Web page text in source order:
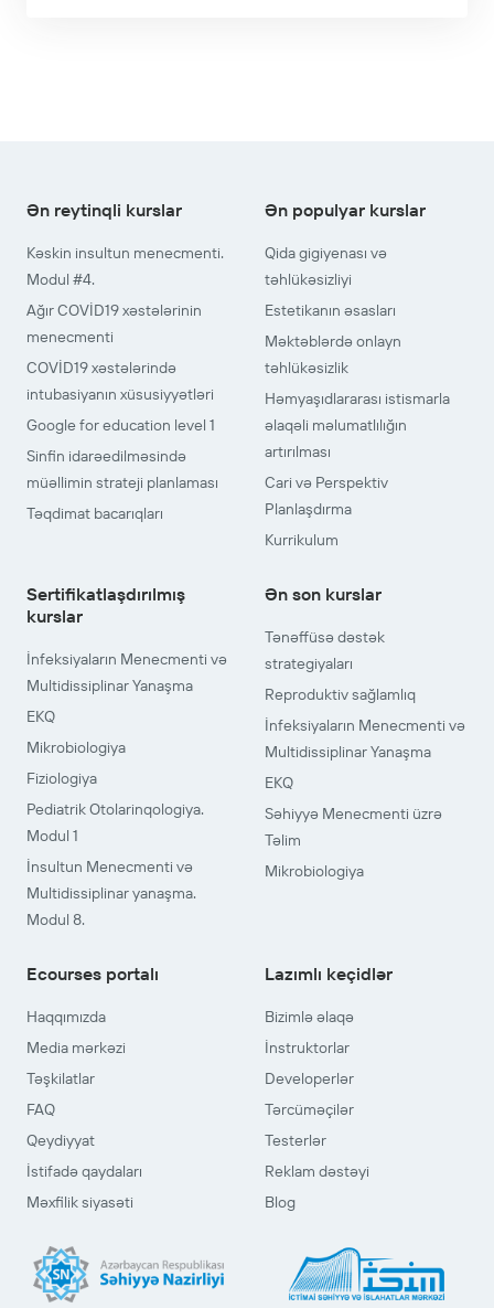
Ən reytinqli kurslar
Kəskin insultun menecmenti.
Modul #4.
Ağır COVİD19 xəstələrinin
menecmenti
COVİD19 xəstələrində
intubasiyanın xüsusiyyətləri
Google for education level 1
Sinfin idarəedilməsində
müəllimin strateji planlaması
Təqdimat bacarıqları
Ən populyar kurslar
Qida gigiyenası və
təhlükəsizliyi
Estetikanın əsasları
Məktəblərdə onlayn
təhlükəsizlik
Həmyaşıdlararası istismarla
əlaqəli məlumatlılığın
artırılması
Cari və Perspektiv
Planlaşdırma
Kurrikulum
Sertifikatlaşdırılmış
kurslar
İnfeksiyaların Menecmenti və
Multidissiplinar Yanaşma
EKQ
Mikrobiologiya
Fiziologiya
Pediatrik Otolarinqologiya.
Modul 1
İnsultun Menecmenti və
Multidissiplinar yanaşma.
Modul 8.
Ən son kurslar
Tənəffüsə dəstək
strategiyaları
Reproduktiv sağlamlıq
İnfeksiyaların Menecmenti və
Multidissiplinar Yanaşma
EKQ
Səhiyyə Menecmenti üzrə
Təlim
Mikrobiologiya
Ecourses portalı
Haqqımızda
Media mərkəzi
Təşkilatlar
FAQ
Qeydiyyat
İstifadə qaydaları
Məxfilik siyasəti
Lazımlı keçidlər
Bizimlə əlaqə
İnstruktorlar
Developerlər
Tərcüməçilər
Testerlər
Reklam dəstəyi
Blog